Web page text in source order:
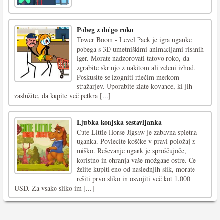
Pobeg z dolgo roko
Tower Boom - Level Pack je igra uganke
pobega s 3D umetniškimi animacijami risanih
iger. Morate nadzorovati tatovo roko, da
zgrabite skrinjo z nakitom ali zeleni izhod.
Poskusite se izogniti rdečim merkom
stražarjev. Uporabite zlate kovance, ki jih
zaslužite, da kupite več petkra [...]
Ljubka konjska sestavljanka
Cute Little Horse Jigsaw je zabavna spletna
uganka. Povlecite koščke v pravi položaj z
miško. Reševanje ugank je sproščujoče,
koristno in ohranja vaše možgane ostre. Če
želite kupiti eno od naslednjih slik, morate
rešiti prvo sliko in osvojiti več kot 1.000
USD. Za vsako sliko im [...]